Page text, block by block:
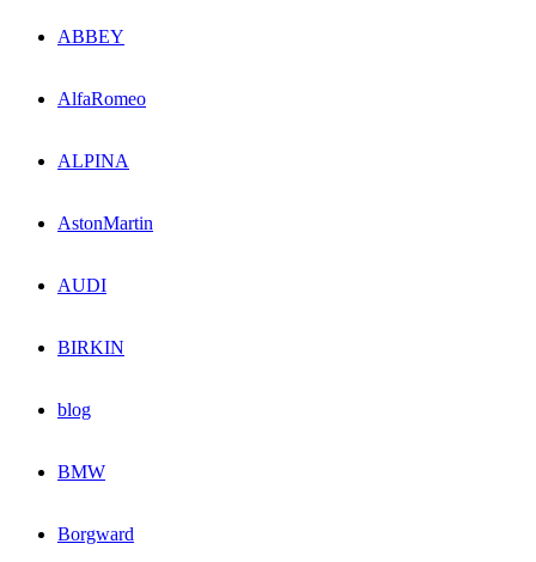
ABBEY
AlfaRomeo
ALPINA
AstonMartin
AUDI
BIRKIN
blog
BMW
Borgward